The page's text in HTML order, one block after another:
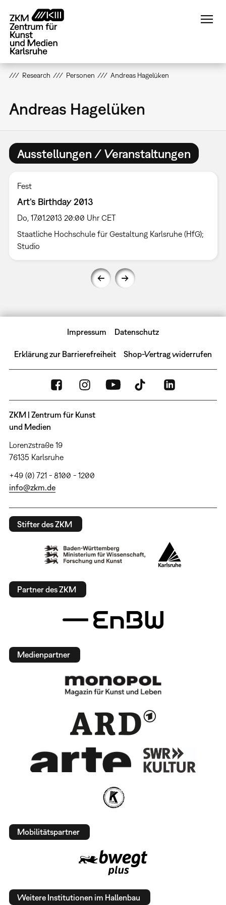
zum
Inhalt
Research Personen Andreas Hagelüken
Andreas Hagelüken
Ausstellungen / Veranstaltungen
Fest
Art’s Birthday 2013
Do, 17.01.2013 20:00 Uhr CET
Staatliche Hochschule für Gestaltung Karlsruhe (HfG);
Studio
Impressum Datenschutz
Erklärung zur Barrierefreiheit Shop-Vertrag widerrufen
ZKM | Zentrum für Kunst
und Medien
Lorenzstraße 19
76135 Karlsruhe
+49 (0) 721 - 8100 - 1200
info@zkm.de
Stifter des ZKM
Partner des ZKM
Medienpartner
Mobilitätspartner
Weitere Institutionen im Hallenbau